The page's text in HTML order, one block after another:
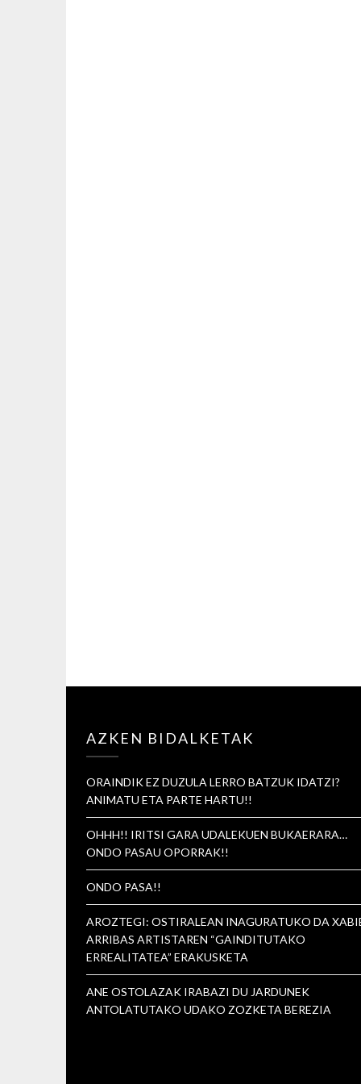
AZKEN BIDALKETAK
ORAINDIK EZ DUZULA LERRO BATZUK IDATZI?
ANIMATU ETA PARTE HARTU!!
OHHH!! IRITSI GARA UDALEKUEN BUKAERARA…
ONDO PASAU OPORRAK!!
ONDO PASA!!
AROZTEGI: OSTIRALEAN INAGURATUKO DA
ARRIBAS ARTISTAREN “GAINDITUTAKO
ERREALITATEA” ERAKUSKETA
ANE OSTOLAZAK IRABAZI DU JARDUNEK
ANTOLATUTAKO UDAKO ZOZKETA BEREZIA